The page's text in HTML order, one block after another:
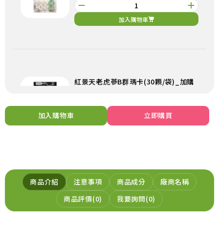
加入購物車
紅景天老虎蔘B群瑪卡(30顆/袋)_加購
加入購物車
加入購物車 立即購買
商品介紹 注意事項 商品成分
廠商名稱
商品評價 0 我要詢問 0